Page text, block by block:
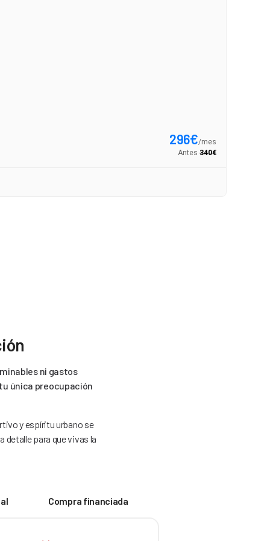
296€/mes
Antes 340€
ni gastos
única preocupación
y espíritu urbano se
detalle para que vivas la
Compra financiada